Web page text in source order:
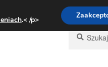
pt. 9:00-16:00800
Szukaj:
Szukaj
.< /p>